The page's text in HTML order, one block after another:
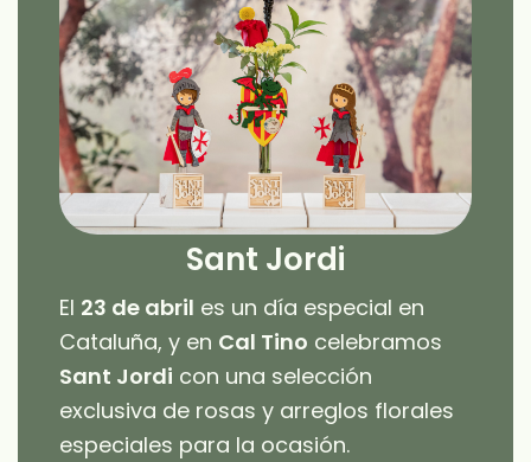
Sant Jordi
El 23 de abril es un día especial en
Cataluña, y en Cal Tino celebramos
Sant Jordi con una selección
exclusiva de rosas y arreglos florales
especiales para la ocasión.